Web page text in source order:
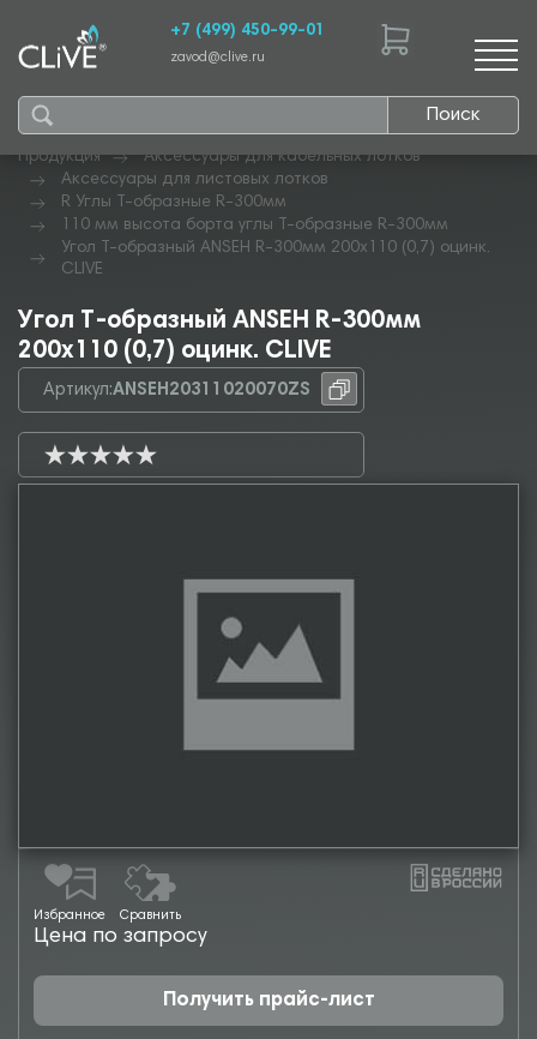
Поиск
+7 (499) 450-99-01
zavod@clive.ru
Продукция
Аксессуары для кабельных лотков
Аксессуары для листовых лотков
R Углы Т-образные R-300мм
110 мм высота борта углы Т-образные R-300мм
Угол Т-образный ANSEH R-300мм 200х110 (0,7) оцинк.
CLIVE
Угол Т-образный ANSEH R-300мм
200х110 (0,7) оцинк. CLIVE
Артикул:ANSEH20311020070ZS
Избранное Сравнить
Цена по запросу
Получить прайс-лист